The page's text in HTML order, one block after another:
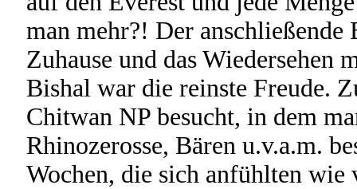
man mehr?! Der anschließende
Zuhause und das Wiedersehen
Bishal war die reinste Freude.
Chitwan NP besucht, in dem
Rhinozerosse, Bären u.v.a.m.
Wochen, die sich anfühlten wie